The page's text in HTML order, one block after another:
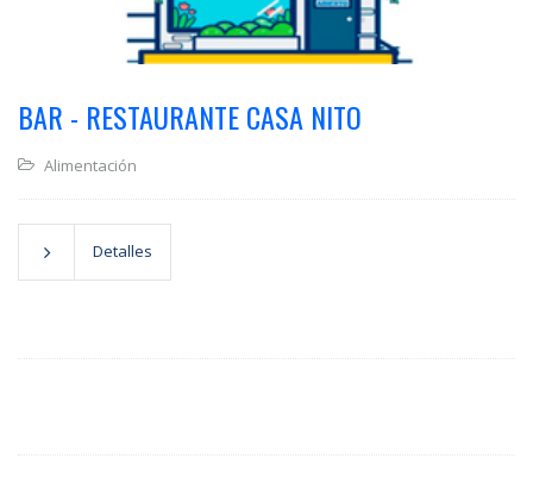
BAR - RESTAURANTE CASA NITO
Alimentación
Detalles